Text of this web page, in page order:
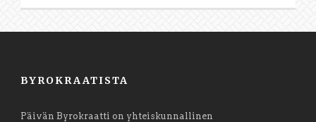
BYROKRAATISTA
Päivän Byrokraatti on yhteiskunnallinen